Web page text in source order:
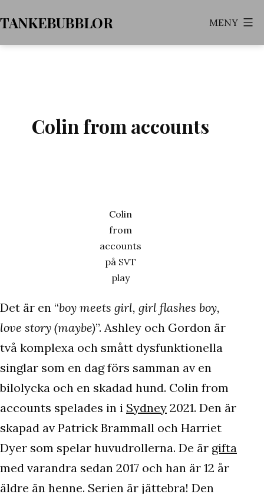
till
innehåll
TANKEBUBBLOR MENY
Colin from accounts
Colin
from
accounts
på SVT
play
Det är en “boy meets girl, girl flashes boy,
love story (maybe)”. Ashley och Gordon är
två komplexa och smått dysfunktionella
singlar som en dag förs samman av en
bilolycka och en skadad hund. Colin from
accounts spelades in i Sydney 2021. Den är
skapad av Patrick Brammall och Harriet
Dyer som spelar huvudrollerna. De är gifta
med varandra sedan 2017 och han är 12 år
äldre än henne. Serien är jättebra! Den